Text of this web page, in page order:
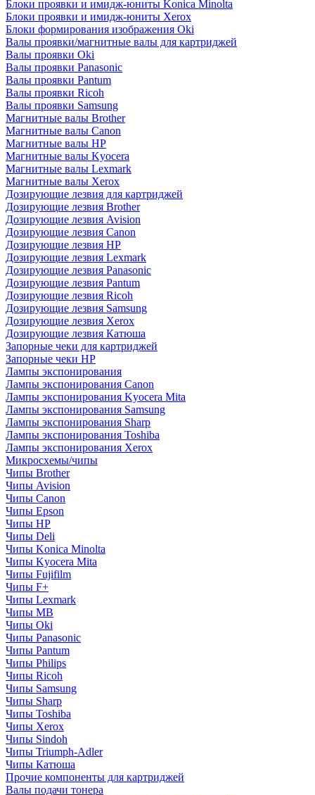
Блоки проявки и имидж-юниты Konica Minolta
Блоки проявки и имидж-юниты Xerox
Блоки формирования изображения Oki
Валы проявки/магнитные валы для картриджей
Валы проявки Oki
Валы проявки Panasonic
Валы проявки Pantum
Валы проявки Ricoh
Валы проявки Samsung
Магнитные валы Brother
Магнитные валы Canon
Магнитные валы HP
Магнитные валы Kyocera
Магнитные валы Lexmark
Магнитные валы Xerox
Дозирующие лезвия для картриджей
Дозирующие лезвия Brother
Дозирующие лезвия Avision
Дозирующие лезвия Canon
Дозирующие лезвия HP
Дозирующие лезвия Lexmark
Дозирующие лезвия Panasonic
Дозирующие лезвия Pantum
Дозирующие лезвия Ricoh
Дозирующие лезвия Samsung
Дозирующие лезвия Xerox
Дозирующие лезвия Катюша
Запорные чеки для картриджей
Запорные чеки HP
Лампы экспонирования
Лампы экспонирования Canon
Лампы экспонирования Kyocera Mita
Лампы экспонирования Samsung
Лампы экспонирования Sharp
Лампы экспонирования Toshiba
Лампы экспонирования Xerox
Микросхемы/чипы
Чипы Brother
Чипы Avision
Чипы Canon
Чипы Epson
Чипы HP
Чипы Deli
Чипы Konica Minolta
Чипы Kyocera Mita
Чипы Fujifilm
Чипы F+
Чипы Lexmark
Чипы MB
Чипы Oki
Чипы Panasonic
Чипы Pantum
Чипы Philips
Чипы Ricoh
Чипы Samsung
Чипы Sharp
Чипы Toshiba
Чипы Xerox
Чипы Sindoh
Чипы Triumph-Adler
Чипы Катюша
Прочие компоненты для картриджей
Валы подачи тонера